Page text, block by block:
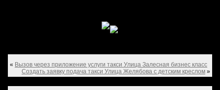
« Вызов через приложение услуги такси Улица Залесная бизнес класс
Создать заявку подача такси Улица Желябова с детским креслом »